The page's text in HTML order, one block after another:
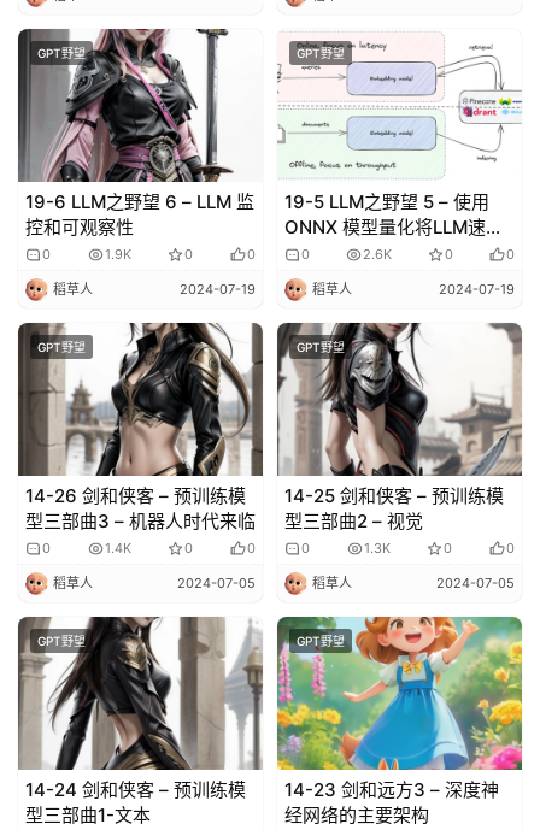
梦
梦
白
泽
绘
梦
产
品
目
录
行
业
资
A
I
登录 注册
GPT野望
19-6 LLM之野望 6 – LLM 监
控和可观察性
0 1.9K 0 0
稻草人 2024-07-19
GPT野望
19-5 LLM之野望 5 – 使用
ONNX 模型量化将LLM速度
提高 3 倍
0 2.6K 0 0
稻草人 2024-07-19
GPT野望
14-26 剑和侠客 – 预训练模
型三部曲3 – 机器人时代来临
0 1.4K 0 0
稻草人 2024-07-05
GPT野望
14-25 剑和侠客 – 预训练模
型三部曲2 – 视觉
0 1.3K 0 0
稻草人 2024-07-05
GPT野望
14-24 剑和侠客 – 预训练模
型三部曲1-文本
GPT野望
14-23 剑和远方3 – 深度神
经网络的主要架构